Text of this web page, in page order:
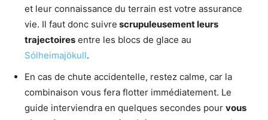
et leur connaissance du terrain est votre assurance
vie. Il faut donc suivre scrupuleusement leurs
trajectoires entre les blocs de glace au
Sólheimajökull.
En cas de chute accidentelle, restez calme, car la
combinaison vous fera flotter immédiatement. Le
guide interviendra en quelques secondes pour vous